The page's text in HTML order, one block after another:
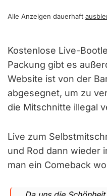
Alle Anzeigen dauerhaft
Kostenlose Live-
Packung gibt es
Website ist von der
abgesegnet, um zu
die Mitschnitte illegal
Live zum
und Rod dann wieder
man ein Comeback